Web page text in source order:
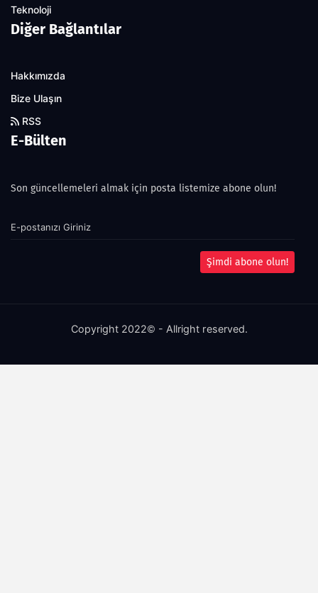
Teknoloji
Diğer Bağlantılar
Hakkımızda
Bize Ulaşın
RSS
E-Bülten
Son güncellemeleri almak için posta listemize abone olun!
Şimdi abone olun!
Copyright 2022© - Allright reserved.